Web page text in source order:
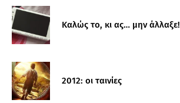
Καλώς το, κι ας… μην άλλαξε!
2012: οι ταινίες